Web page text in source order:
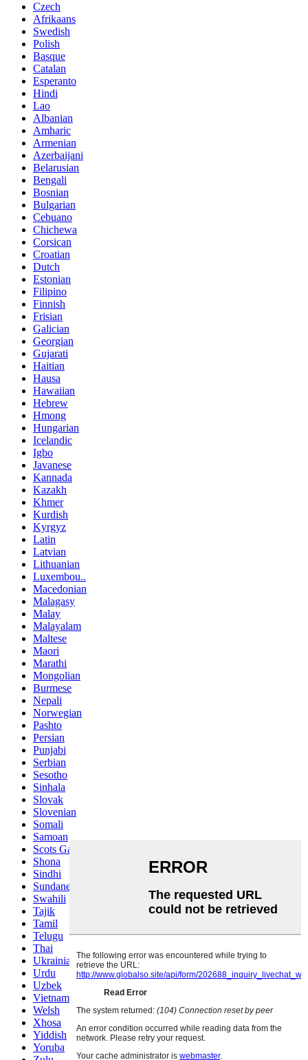
Czech
Afrikaans
Swedish
Polish
Basque
Catalan
Esperanto
Hindi
Lao
Albanian
Amharic
Armenian
Azerbaijani
Belarusian
Bengali
Bosnian
Bulgarian
Cebuano
Chichewa
Corsican
Croatian
Dutch
Estonian
Filipino
Finnish
Frisian
Galician
Georgian
Gujarati
Haitian
Hausa
Hawaiian
Hebrew
Hmong
Hungarian
Icelandic
Igbo
Javanese
Kannada
Kazakh
Khmer
Kurdish
Kyrgyz
Latin
Latvian
Lithuanian
Luxembou..
Macedonian
Malagasy
Malay
Malayalam
Maltese
Maori
Marathi
Mongolian
Burmese
Nepali
Norwegian
Pashto
Persian
Punjabi
Serbian
Sesotho
Sinhala
Slovak
Slovenian
Somali
Samoan
Scots Gaelic
Shona
Sindhi
Sundanese
Swahili
Tajik
Tamil
Telugu
Thai
Ukrainian
Urdu
Uzbek
Vietnamese
Welsh
Xhosa
Yiddish
Yoruba